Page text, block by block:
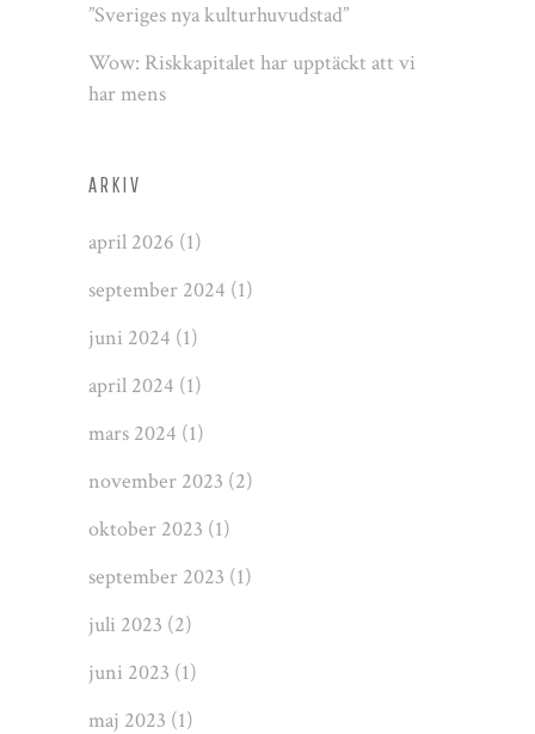
”Sveriges nya kulturhuvudstad”
Wow: Riskkapitalet har upptäckt att vi
har mens
ARKIV
april 2026 (1)
september 2024 (1)
juni 2024 (1)
april 2024 (1)
mars 2024 (1)
november 2023 (2)
oktober 2023 (1)
september 2023 (1)
juli 2023 (2)
juni 2023 (1)
maj 2023 (1)